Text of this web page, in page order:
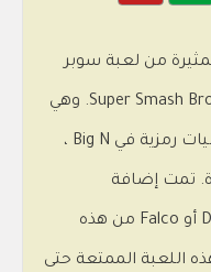
من لعبة سوبر
ماريو الكلاسيكية. إنها لعبة قتال Super Smash Bros. وهي
لعبة قتالية تجمع بين أكثر الشخصيات رمزية في Big N ،
تمت إضافة
شخصيات جديدة مثل Doctor Mario أو Falco من هذه
اللعبة الممتعة حتى